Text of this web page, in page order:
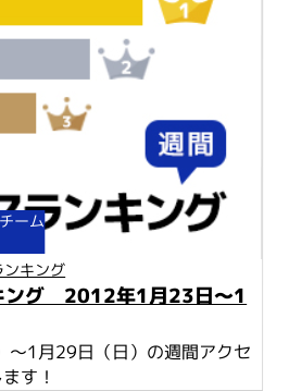
ーム
ンキング
ング 2012年1月23日～1
1月29日（日）の週間アクセ
す！